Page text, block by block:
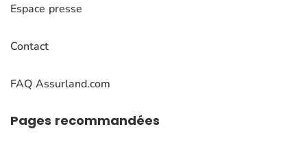
Espace presse
Contact
FAQ Assurland.com
Pages recommandées